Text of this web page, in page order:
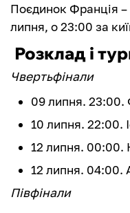
Поєдинок Франція
липня, о 23:00 за
Розклад і
Чвертьфінали
09 липня. 23:00.
10 липня. 22:00.
12 липня. 00:00.
12 липня. 04:00.
Півфінали